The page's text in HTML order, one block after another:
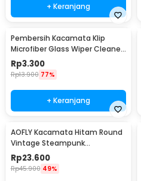
+ Keranjang
Pembersih Kacamata Klip
Microfiber Glass Wiper Cleaner
Multifunction - TVA45
Rp3.300
Rp13.900 77%
+ Keranjang
AOFLY Kacamata Hitam Round
Vintage Steampunk
Sunglasses
Rp23.600
Rp45.900 49%